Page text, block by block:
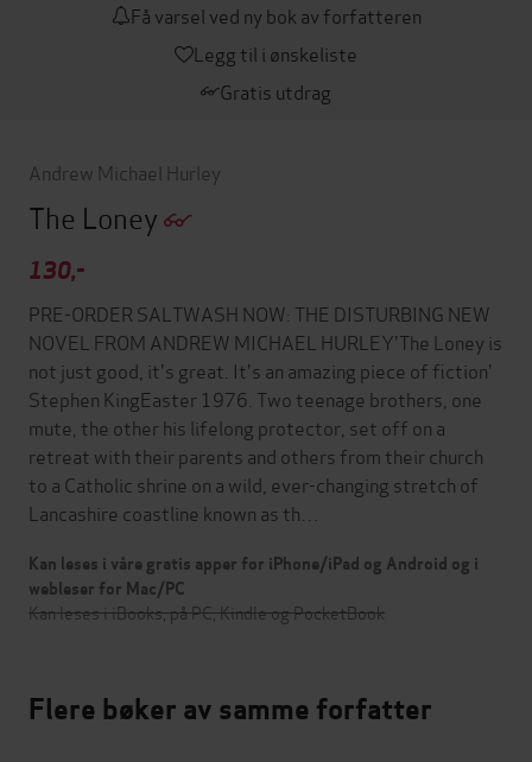
Få varsel ved ny bok av forfatteren
Legg til i ønskeliste
Gratis utdrag
Andrew Michael Hurley
The Loney
130,-
PRE-ORDER SALTWASH NOW: THE DISTURBING NEW
NOVEL FROM ANDREW MICHAEL HURLEY'The Loney is
not just good, it's great. It's an amazing piece of fiction'
Stephen KingEaster 1976. Two teenage brothers, one
mute, the other his lifelong protector, set off on a
retreat with their parents and others from their church
to a Catholic shrine on a wild, ever-changing stretch of
Lancashire coastline known as th…
Kan leses i våre gratis apper for iPhone/iPad og Android og i
webleser for Mac/PC
Kan leses i iBooks, på PC, Kindle og PocketBook
Flere bøker av samme forfatter